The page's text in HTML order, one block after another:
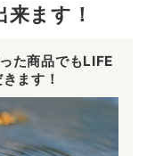
ます！
た商品でもLIFE
ます！